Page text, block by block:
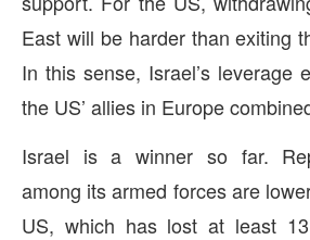
East will be harder than exiting
In this sense, Israel’s leverage
the US’ allies in Europe
Israel is a winner so far.
among its armed forces are
US, which has lost at least 13